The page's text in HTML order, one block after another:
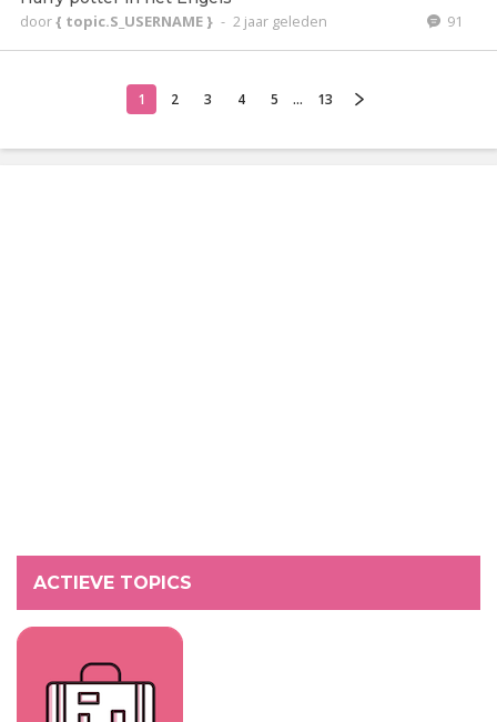
door{ topic.S_USERNAME } - 2 jaar geleden 91
1 2 3 4 5 ... 13
ACTIEVE TOPICS